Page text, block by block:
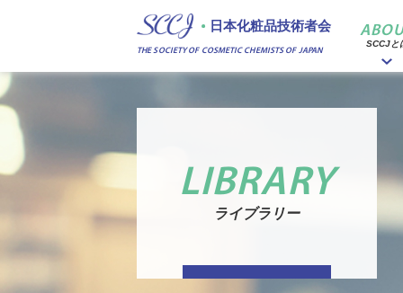
日本化粧品技術者会
THE SOCIETY OF COSMETIC CHEMISTS OF JAPAN
SCCJと
LIBRARY
ライブラリー